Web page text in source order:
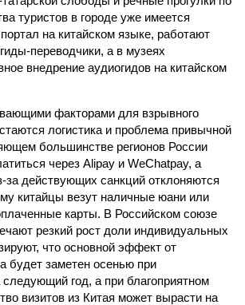
туристов в городе уже имеется
на китайском языке, работают
переводчики, а в музеях
внедрение аудиогидов на китайском
факторами для взрывного
логистика и проблема привычной
большинстве регионов России
через Alipay и WeChatpay, а
за действующих санкций отклоняются
китайцы везут наличные юани или
карты. В Российском союзе
резкий рост доли индивидуальных
что основной эффект от
будет заметен осенью при
год, а при благоприятном
визитов из Китая может вырасти на